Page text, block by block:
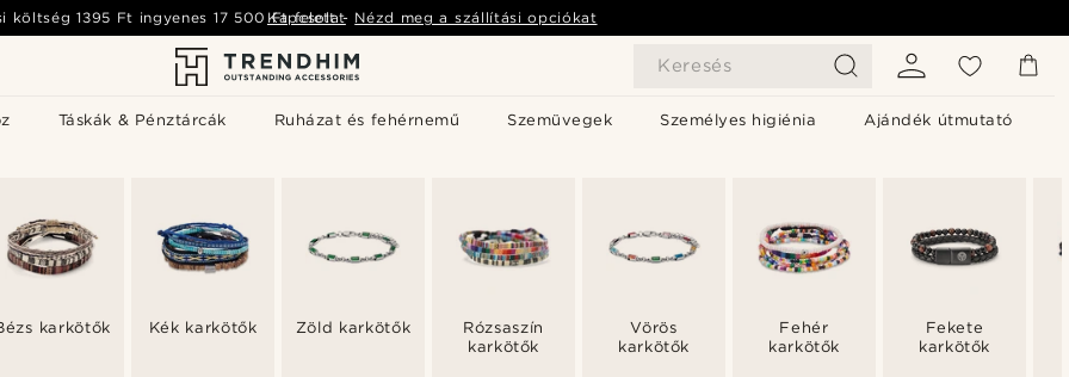
Keresés
Táskák & Pénztárcák Ruházat és fehérnemű Szemüvegek Személyes higiénia Ajándék útmutató
költség1395 Ft ingyenes 17 500 Ft felett- Nézd meg a szállítási opciókat
Kapcsolat
karkötők Kék karkötők Zöld karkötők
Rózsaszín
karkötők
Vörös
karkötők
Fehér
karkötők
Fekete
karkötők